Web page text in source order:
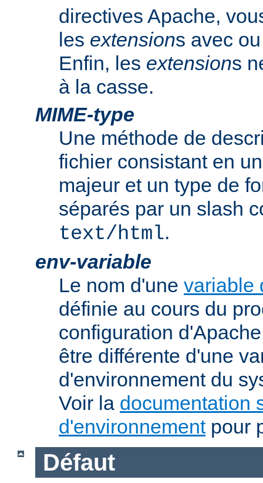
directives Apache,
les extensions avec
Enfin, les extensions
à la casse.
MIME-type
Une méthode de
fichier consistant en
majeur et un type de
séparés par un slash
text/html.
env-variable
Le nom d'une variable
définie au cours du
configuration
être différente d'une
d'environnement du
Voir la documentation
d'environnementpour
Défaut